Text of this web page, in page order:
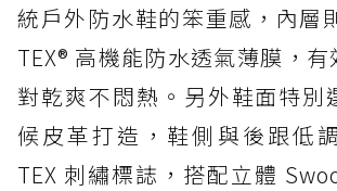
統戶外防水鞋的笨重感，內層
TEX® 高機能防水透氣薄膜，
對乾爽不悶熱。另外鞋面特別
候皮革打造，鞋側與後跟低
TEX 刺繡標誌，搭配立體